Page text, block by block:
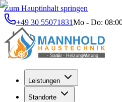
Zum Hauptinhalt springen
+49 30 55071831Mo - Do:
Leistungen
Standorte